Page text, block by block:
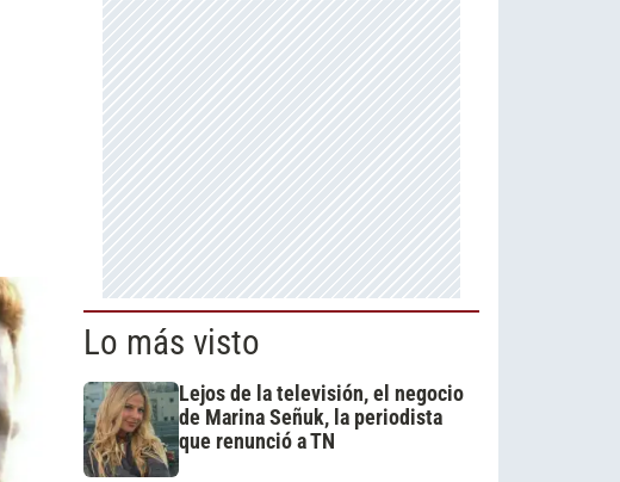
Lo más visto
Lejos de la televisión, el negocio
de Marina Señuk, la periodista
que renunció a TN